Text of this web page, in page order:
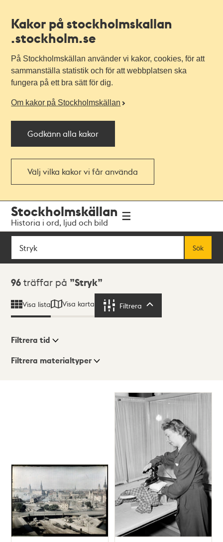
Kakor på stockholmskallan
.stockholm.se
På Stockholmskällan använder vi kakor, cookies, för att
sammanställa statistik och för att webbplatsen ska
fungera på ett bra sätt för dig.
Om kakor på Stockholmskällan
Godkänn alla kakor
Välj vilka kakor vi får använda
navigationen
huvudinnehållet
Stockholmskällan
Historia i ord, ljud och bild
Sök
Sök
Sökresultat
96 träffar på Stryk
Visa lista Visa karta Filtrera
Visningsläge
Filtrera tid
Filtrera materialtyper